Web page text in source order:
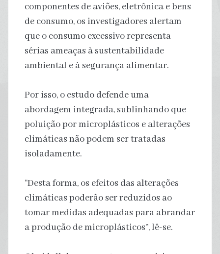
componentes de aviões, eletrônica e bens
de consumo, os investigadores alertam
que o consumo excessivo representa
sérias ameaças à sustentabilidade
ambiental e à segurança alimentar.
Por isso, o estudo defende uma
abordagem integrada, sublinhando que
poluição por microplásticos e alterações
climáticas não podem ser tratadas
isoladamente.
“Desta forma, os efeitos das alterações
climáticas poderão ser reduzidos ao
tomar medidas adequadas para abrandar
a produção de microplásticos”, lê-se.